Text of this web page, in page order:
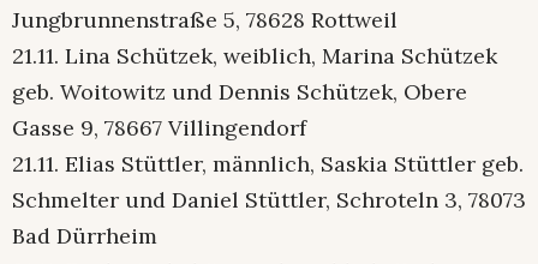
Jungbrunnenstraße 5, 78628 Rottweil
21.11. Lina Schützek, weiblich, Marina Schützek
geb. Woitowitz und Dennis Schützek, Obere
Gasse 9, 78667 Villingendorf
21.11. Elias Stüttler, männlich, Saskia Stüttler geb.
Schmelter und Daniel Stüttler, Schroteln 3, 78073
Bad Dürrheim